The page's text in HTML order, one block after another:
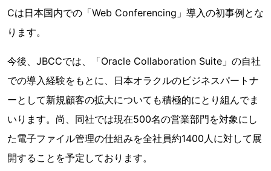
Cは日本国内での「Web Conferencing」導入の初事例とな
ります。
今後、JBCCでは、「Oracle Collaboration Suite」の自社
での導入経験をもとに、日本オラクルのビジネスパートナ
ーとして新規顧客の拡大についても積極的にとり組んでま
いります。尚、同社では現在500名の営業部門を対象にし
た電子ファイル管理の仕組みを全社員約1400人に対して展
開することを予定しております。